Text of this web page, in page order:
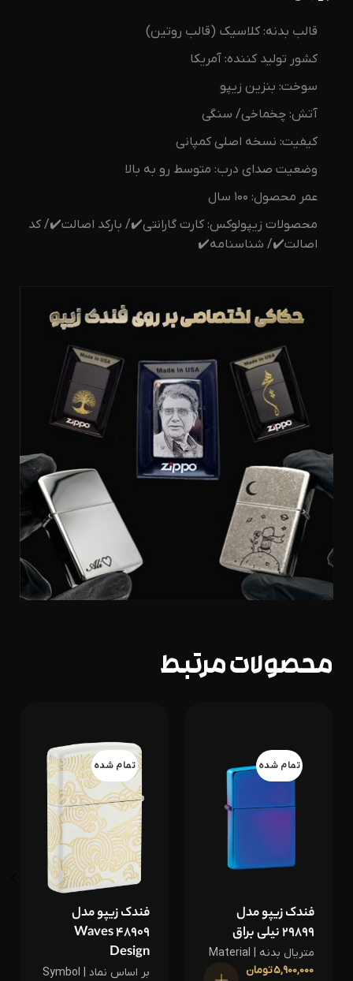
قالب بدنه: کلاسیک (قالب روتین)
کشور تولید کننده: آمریکا
سوخت: بنزین زیپو
آتش: چخماخی/ سنگی
کیفیت: نسخه اصلی کمپانی
وضعیت صدای درب: متوسط رو به بالا
عمر محصول: ۱۰۰ سال
محصولات زیپولوکس: کارت گارانتی✔️/ بارکد اصالت✔️/ کد
اصالت✔️/ شناسنامه✔️
محصولات مرتبط
تمام شده
فندک زیپو مدل
29899 نیلی براق
متریال بدنه | Material
5,900,000تومان
تمام شده
فندک زیپو مدل
48909 Waves
Design
بر اساس نماد | Symbol